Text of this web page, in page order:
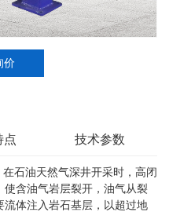
价
点 技术参数
石油天然气深井开采时，高闭
含油气岩层裂开，油气从裂
体注入岩石基层，以超过地